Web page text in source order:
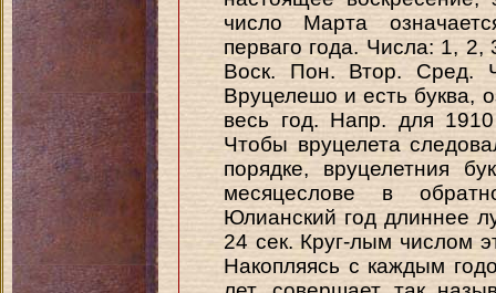
число Марта
перваго года. Числа: 1,
Воск. Пон. Втор.
Вруцелешо и есть буква,
весь год. Напр. для
Чтобы вруцелета
порядке, вруцелетния
месяцеслове в
Юлианский год длиннее
24 сек. Круг-лым числом
Накопляясь с каждым